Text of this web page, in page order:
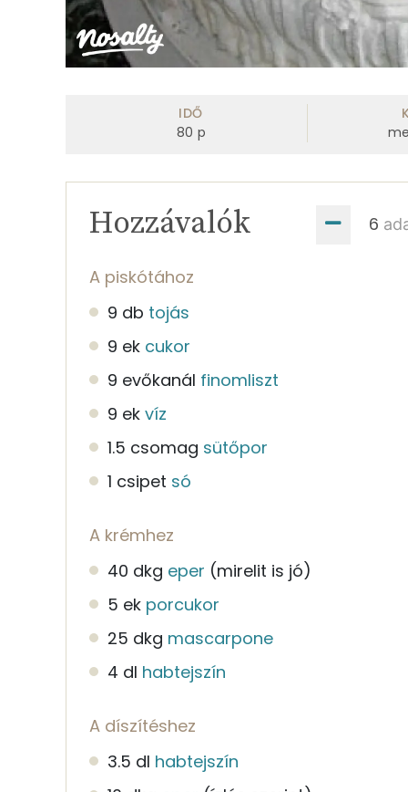
IDŐ
80 p
Hozzávalók
A piskótához
9 db tojás
9 ek cukor
9 evőkanál finomliszt
9 ek víz
1.5 csomag sütőpor
1 csipet só
A krémhez
40 dkg eper (mirelit is jó)
5 ek porcukor
25 dkg mascarpone
4 dl habtejszín
A díszítéshez
3.5 dl habtejszín